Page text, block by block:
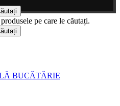
pe care le căutați.
BUCĂTĂRIE